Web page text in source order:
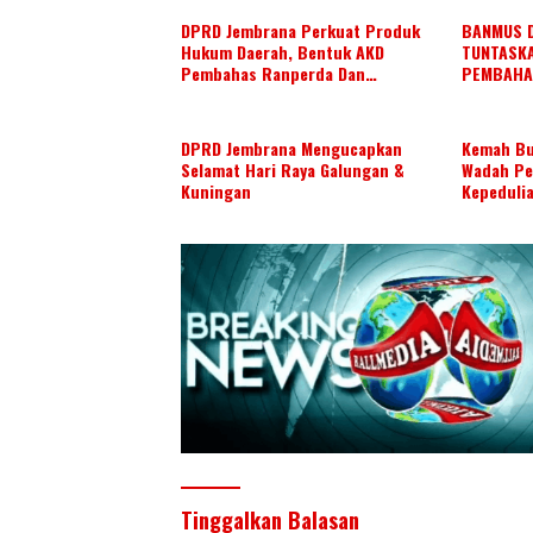
DPRD Jembrana Perkuat Produk
Hukum Daerah, Bentuk AKD
Pembahas Ranperda Dan
BANMUS
DPRD Jembrana Mengucapkan
Selamat Hari Raya Galungan &
Kuningan
Kemah
Wadah
Tinggalkan Balasan